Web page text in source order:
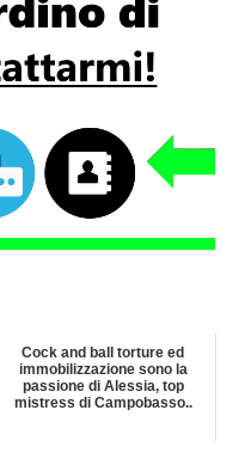
Cock and ball torture ed
immobilizzazione sono la
passione di Alessia, top
mistress di Campobasso..